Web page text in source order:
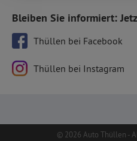
Bleiben Sie informiert:
Thüllen bei Facebook
Thüllen bei Instagram
© 2026 Auto Thüllen -